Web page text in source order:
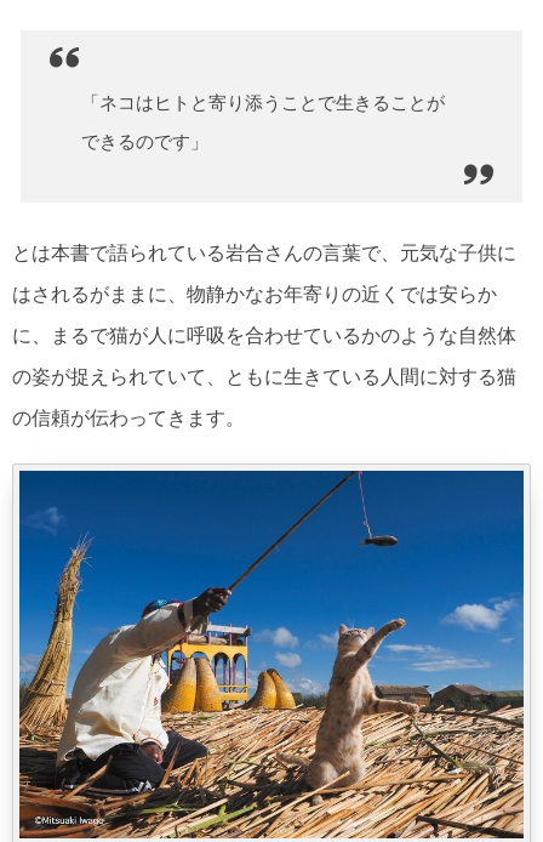
「ネコはヒトと寄り添うことで生きることが
できるのです」
とは本書で語られている岩合さんの言葉で、元気な子供に
はされるがままに、物静かなお年寄りの近くでは安らか
に、まるで猫が人に呼吸を合わせているかのような自然体
の姿が捉えられていて、ともに生きている人間に対する猫
の信頼が伝わってきます。